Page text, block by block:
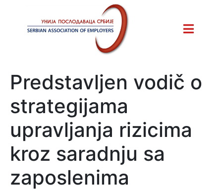
Predstavljen vodič o
strategijama
upravljanja rizicima
kroz saradnju sa
zaposlenima